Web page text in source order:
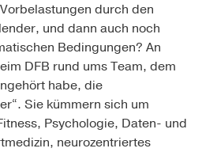
durch den
und dann auch noch
Bedingungen? An
DFB rund ums Team, dem
habe, die
Sie kümmern sich um
Psychologie, Daten- und
neurozentriertes